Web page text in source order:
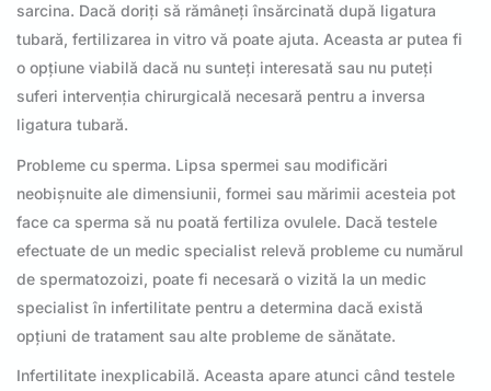
sarcina. Dacă doriți să rămâneți însărcinată după ligatura
tubară, fertilizarea in vitro vă poate ajuta. Aceasta ar putea fi
o opțiune viabilă dacă nu sunteți interesată sau nu puteți
suferi intervenția chirurgicală necesară pentru a inversa
ligatura tubară.
Probleme cu sperma. Lipsa spermei sau modificări
neobișnuite ale dimensiunii, formei sau mărimii acesteia pot
face ca sperma să nu poată fertiliza ovulele. Dacă testele
efectuate de un medic specialist relevă probleme cu numărul
de spermatozoizi, poate fi necesară o vizită la un medic
specialist în infertilitate pentru a determina dacă există
opțiuni de tratament sau alte probleme de sănătate.
Infertilitate inexplicabilă. Aceasta apare atunci când testele